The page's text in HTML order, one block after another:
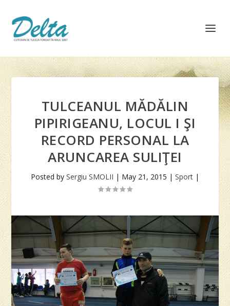
TULCEANUL MĂDĂLIN
PIPIRIGEANU, LOCUL I ŞI
RECORD PERSONAL LA
ARUNCAREA SULIŢEI
Posted by Sergiu SMOLII | May 21, 2015 | Sport |